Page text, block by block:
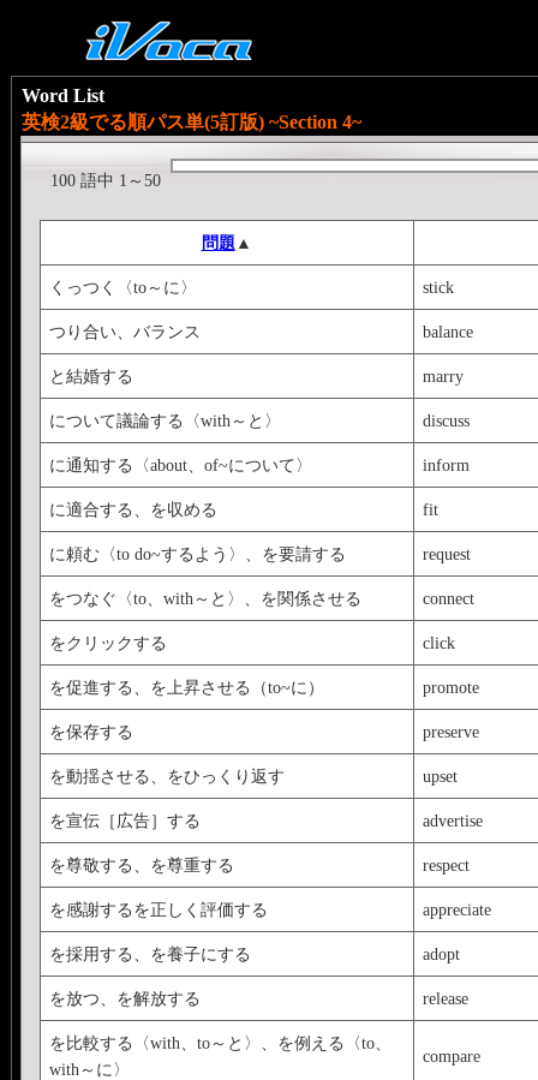
Word List
英検2級でる順パス単(5訂版) ~Section 4~
100 語中 1～50
問題 ▲
くっつく〈to～に〉 stick
つり合い、バランス balance
と結婚する marry
について議論する〈with～と〉 discuss
に通知する〈about、of~について〉 inform
に適合する、を収める fit
に頼む〈to do~するよう〉、を要請する request
をつなぐ〈to、with～と〉、を関係させる connect
をクリックする click
を促進する、を上昇させる（to~に） promote
を保存する preserve
を動揺させる、をひっくり返す upset
を宣伝［広告］する advertise
を尊敬する、を尊重する respect
を感謝するを正しく評価する appreciate
を採用する、を養子にする adopt
を放つ、を解放する release
を比較する〈with、to～と〉、を例える〈to、
with～に〉
compare